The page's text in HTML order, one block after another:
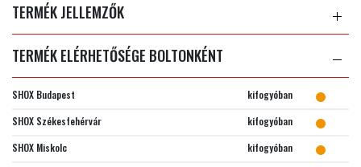
TERMÉK JELLEMZŐK
TERMÉK ELÉRHETŐSÉGE BOLTONKÉNT
SHOX Budapest
kifogyóban
SHOX Székesfehérvár
kifogyóban
SHOX Miskolc
kifogyóban